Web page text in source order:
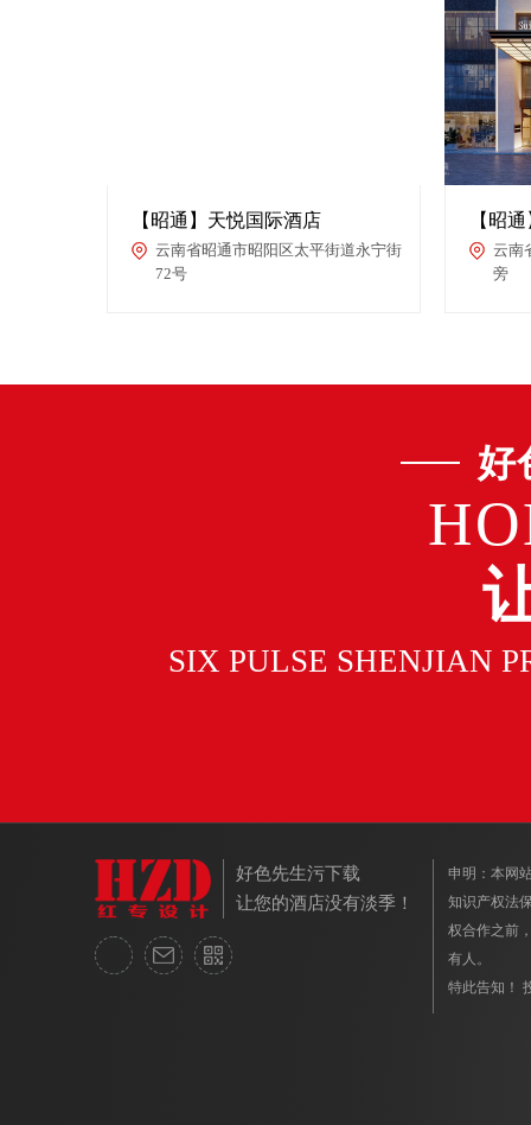
【昭通】天悦国际酒店
云南省昭通市昭阳区太平街道永宁街
72号
【昭
云南
旁
好
SIX PULSE SHENJIAN
好色先生污下载
让您的酒店没有淡季！
申明：本
知识产权法保
权合作之前
有人。
特此告知！